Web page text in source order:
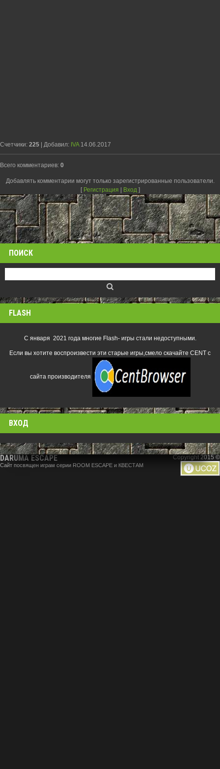
Счетчики: 225 Добавил: IVA14.06.2017
Всего комментариев: 0
Добавлять комментарии могут только зарегистрированные пользователи.
[ Регистрация Вход]
ПОИСК
FLASH
С января 2021 года многие Flash- игры стали недоступными.
Если вы хотите воспроизвести эти старые игры,смело скачайте CENT с
сайта производителя
ВХОД
DARUMA ESCAPE
Сайт посвящен играм серии ROOM ESCAPE и КВЕСТАМ
Copyright 2015 ©